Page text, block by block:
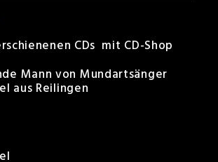
CDs mit CD-Shop